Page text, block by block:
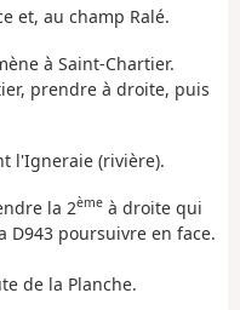
et, au champ Ralé.
à Saint-Chartier.
prendre à droite, puis
l'Igneraie (rivière).
la 2ème à droite qui
D943 poursuivre en face.
de la Planche.